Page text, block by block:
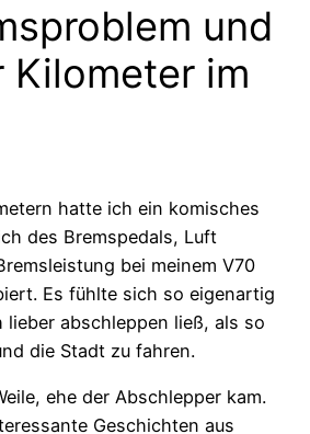
und
Kilometer im
hatte ich ein komisches
des Bremspedals, Luft
bei meinem V70
Es fühlte sich so eigenartig
lieber abschleppen ließ, als so
die Stadt zu fahren.
ehe der Abschlepper kam.
Geschichten aus